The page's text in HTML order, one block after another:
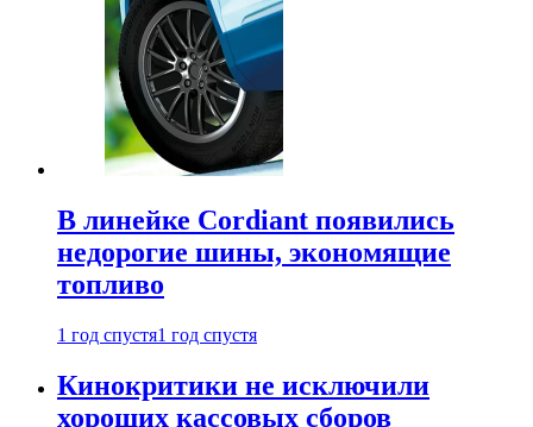
В линейке Cordiant появились
недорогие шины, экономящие
топливо
1 год спустя1 год спустя
Кинокритики не исключили
хороших кассовых сборов